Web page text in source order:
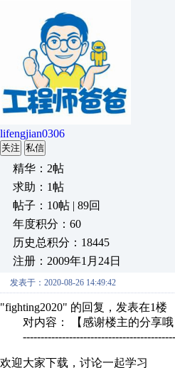
lifengjian0306
关注 私信
精华：2帖
求助：1帖
帖子：10帖 | 89回
年度积分：60
历史总积分：18445
注册：2009年1月24日
发表于：2020-08-26 14:49:42
"fighting2020" 的回复，发表在1楼
对内容： 【感谢楼主的分享哦
欢迎大家下载，讨论一起学习